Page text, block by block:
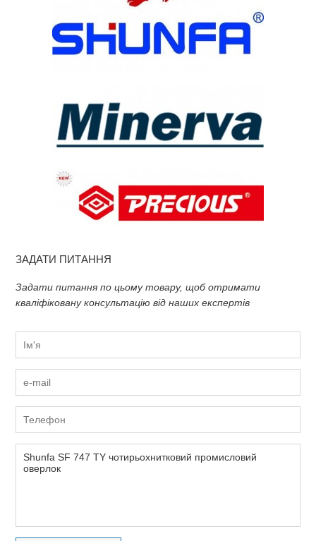
ЗАДАТИ ПИТАННЯ
Задати питання по цьому товару, щоб отримати
кваліфіковану консультацію від наших експертів